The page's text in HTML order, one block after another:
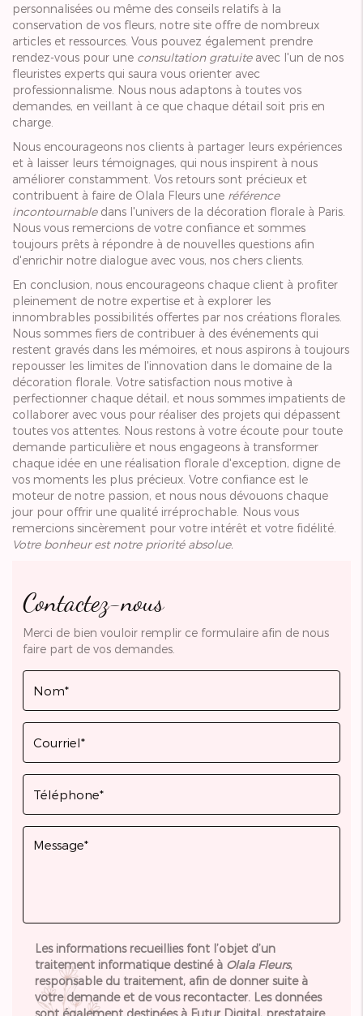
personnalisées ou même des conseils relatifs à la
conservation de vos fleurs, notre site offre de nombreux
articles et ressources. Vous pouvez également prendre
rendez-vous pour une consultation gratuiteavec l'un de nos
fleuristes experts qui saura vous orienter avec
professionnalisme. Nous nous adaptons à toutes vos
demandes, en veillant à ce que chaque détail soit pris en
charge.
Nous encourageons nos clients à partager leurs expériences
et à laisser leurs témoignages, qui nous inspirent à nous
améliorer constamment. Vos retours sont précieux et
contribuent à faire de Olala Fleurs une référence
incontournabledans l'univers de la décoration florale à Paris.
Nous vous remercions de votre confiance et sommes
toujours prêts à répondre à de nouvelles questions afin
d'enrichir notre dialogue avec vous, nos chers clients.
En conclusion, nous encourageons chaque client à profiter
pleinement de notre expertise et à explorer les
innombrables possibilités offertes par nos créations florales.
Nous sommes fiers de contribuer à des événements qui
restent gravés dans les mémoires, et nous aspirons à toujours
repousser les limites de l'innovation dans le domaine de la
décoration florale. Votre satisfaction nous motive à
perfectionner chaque détail, et nous sommes impatients de
collaborer avec vous pour réaliser des projets qui dépassent
toutes vos attentes. Nous restons à votre écoute pour toute
demande particulière et nous engageons à transformer
chaque idée en une réalisation florale d'exception, digne de
vos moments les plus précieux. Votre confiance est le
moteur de notre passion, et nous nous dévouons chaque
jour pour offrir une qualité irréprochable. Nous vous
remercions sincèrement pour votre intérêt et votre fidélité.
Votre bonheur est notre priorité absolue.
Contactez-nous
Merci de bien vouloir remplir ce formulaire afin de nous
faire part de vos demandes.
Les informations recueillies font l’objet d’un
traitement informatique destiné àOlala Fleurs,
responsable du traitement, afin de donner suite à
votre demande et de vous recontacter. Les données
sont également destinées à Futur Digital, prestataire